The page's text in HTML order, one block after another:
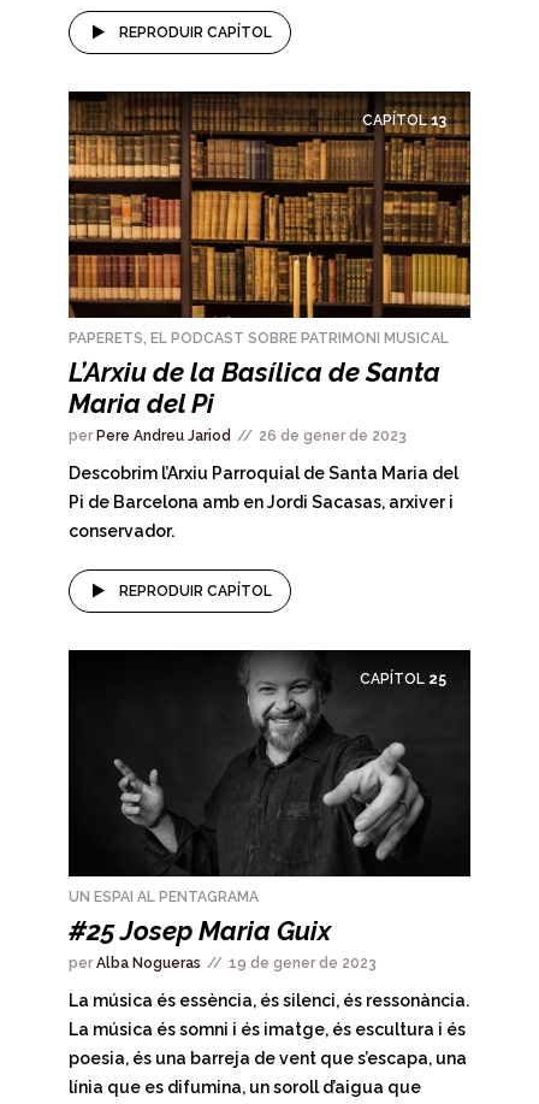
REPRODUIR CAPÍTOL
CAPÍTOL 13
PAPERETS, EL PODCAST SOBRE PATRIMONI MUSICAL
L’Arxiu de la Basílica de Santa
Maria del Pi
per Pere Andreu Jariod 26 de gener de 2023
Descobrim l’Arxiu Parroquial de Santa Maria del
Pi de Barcelona amb en Jordi Sacasas, arxiver i
conservador.
REPRODUIR CAPÍTOL
CAPÍTOL 25
UN ESPAI AL PENTAGRAMA
#25 Josep Maria Guix
perAlba Nogueras 19 de gener de 2023
La música és essència, és silenci, és ressonància.
La música és somni i és imatge, és escultura i és
poesia, és una barreja de vent que s’escapa, una
línia que es difumina, un soroll d’aigua que